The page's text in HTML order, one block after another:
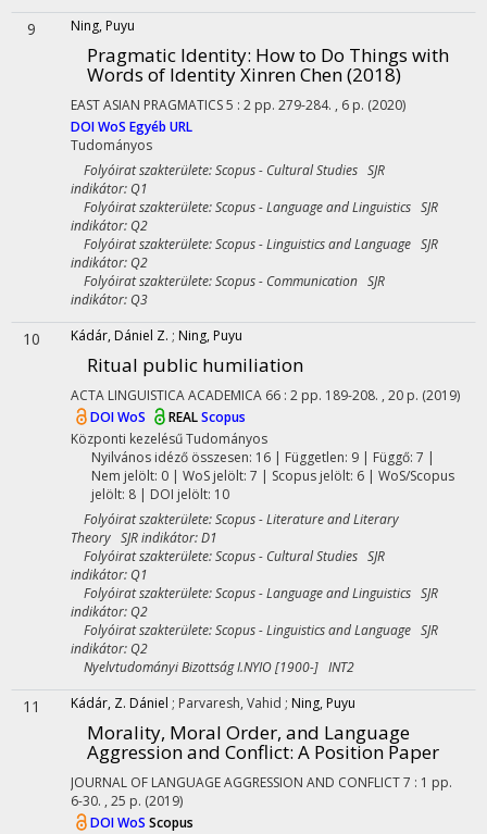
9 Ning, Puyu
Pragmatic Identity: How to Do Things with
Words of Identity Xinren Chen (2018)
EAST ASIAN PRAGMATICS5 : 2 pp. 279-284. , 6 p. (2020)
DOIWoS Egyéb URL
Tudományos
Folyóirat szakterülete: Scopus - Cultural Studies SJR
indikátor: Q1
Folyóirat szakterülete: Scopus - Language and Linguistics SJR
indikátor: Q2
Folyóirat szakterülete: Scopus - Linguistics and Language SJR
indikátor: Q2
Folyóirat szakterülete: Scopus - Communication SJR
indikátor: Q3
10 Kádár, Dániel Z. ; Ning, Puyu
Ritual public humiliation
ACTA LINGUISTICA ACADEMICA 66 : 2 pp. 189-208. , 20 p. (2019)
DOIWoS REALScopus
Központi kezelésűTudományos
Nyilvános idéző összesen: 16| Független: 9 | Függő: 7 |
Nem jelölt: 0 | WoS jelölt: 7 | Scopus jelölt: 6 | WoS/Scopus
jelölt: 8 | DOI jelölt: 10
Folyóirat szakterülete: Scopus - Literature and Literary
Theory SJR indikátor: D1
Folyóirat szakterülete: Scopus - Cultural Studies SJR
indikátor: Q1
Folyóirat szakterülete: Scopus - Language and Linguistics SJR
indikátor: Q2
Folyóirat szakterülete: Scopus - Linguistics and Language SJR
indikátor: Q2
Nyelvtudományi Bizottság I.NYIO [1900-] INT2
11 Kádár, Z. Dániel ; Parvaresh, Vahid ; Ning, Puyu
Morality, Moral Order, and Language
Aggression and Conflict: A Position Paper
JOURNAL OF LANGUAGE AGGRESSION AND CONFLICT7 : 1 pp.
6-30. , 25 p. (2019)
DOIWoS Scopus